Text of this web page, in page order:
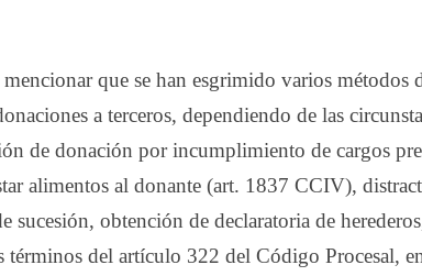
que se han esgrimido varios
a terceros, dependiendo de las
de donación por incumplimiento de cargos
alimentos al donante (art. 1837 CCIV),
sucesión, obtención de declaratoria de
términos del ar­tícu­lo 322 del Código Procesal,